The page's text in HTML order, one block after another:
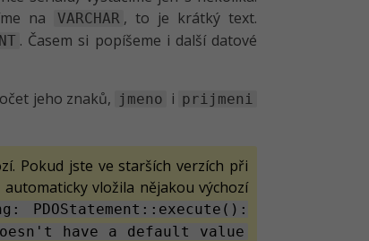
na VARCHAR , to je krátký text.
. Časem si popíšeme i další datové
jeho znaků, jmeno i prijmeni
Pokud jste ve starších verzích při
vložila nějakou výchozí
PDOStatement::execute():
have a default value